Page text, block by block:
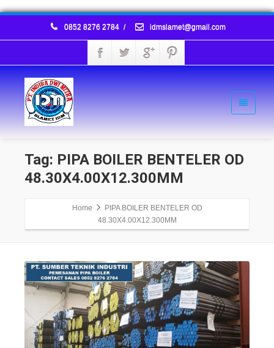
0852 8276 2784 / idmslamet@gmail.com
Tag: PIPA BOILER BENTELER OD
48.30X4.00X12.300MM
Home
PIPA BOILER BENTELER OD
48.30X4.00X12.300MM